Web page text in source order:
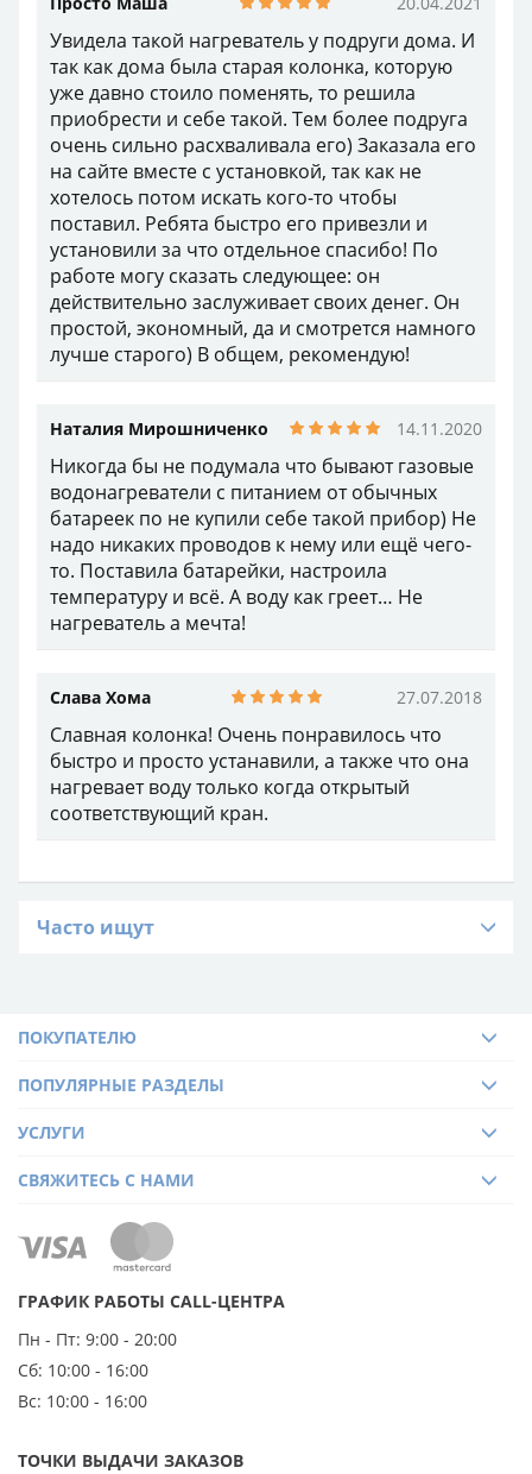
Увидела такой нагреватель у подруги дома. И
так как дома была старая колонка, которую
уже давно стоило поменять, то решила
приобрести и себе такой. Тем более подруга
очень сильно расхваливала его) Заказала его
на сайте вместе с установкой, так как не
хотелось потом искать кого-то чтобы
поставил. Ребята быстро его привезли и
установили за что отдельное спасибо! По
работе могу сказать следующее: он
действительно заслуживает своих денег. Он
простой, экономный, да и смотрется намного
лучше старого) В общем, рекомендую!
Наталия Мирошниченко 14.11.2020
Никогда бы не подумала что бывают газовые
водонагреватели с питанием от обычных
батареек по не купили себе такой прибор) Не
надо никаких проводов к нему или ещё чего-
то. Поставила батарейки, настроила
температуру и всё. А воду как греет… Не
нагреватель а мечта!
Слава Хома 27.07.2018
Славная колонка! Очень понравилось что
быстро и просто устанавили, а также что она
нагревает воду только когда открытый
соответствующий кран.
Часто ищут
ПОКУПАТЕЛЮ
ПОПУЛЯРНЫЕ РАЗДЕЛЫ
УСЛУГИ
ГРАФИК РАБОТЫ CALL-ЦЕНТРА
Пн - Пт: 9:00 - 20:00
Сб: 10:00 - 16:00
Вс: 10:00 - 16:00
ТОЧКИ ВЫДАЧИ ЗАКАЗОВ
СВЯЖИТЕСЬ С НАМИ